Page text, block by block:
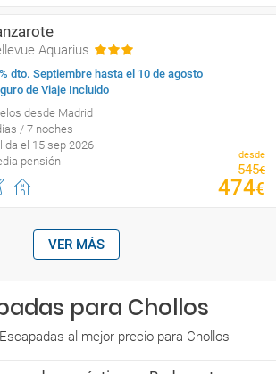
Aquarius
dto. Septiembre hasta el 10 de agosto
de Viaje Incluido
desde Madrid
/ 7 noches
el 15 sep 2026
pensión
desde
545€
474€
VER MÁS
para Chollos
al mejor precio para Chollos